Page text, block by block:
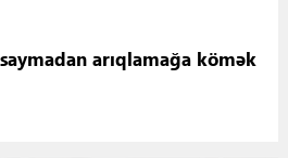
arıqlamağa kömək